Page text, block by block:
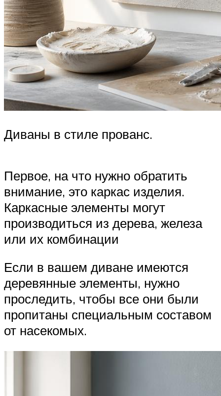
Диваны в стиле прованс.
Первое, на что нужно обратить
внимание, это каркас изделия.
Каркасные элементы могут
производиться из дерева, железа
или их комбинации
Если в вашем диване имеются
деревянные элементы, нужно
проследить, чтобы все они были
пропитаны специальным составом
от насекомых.